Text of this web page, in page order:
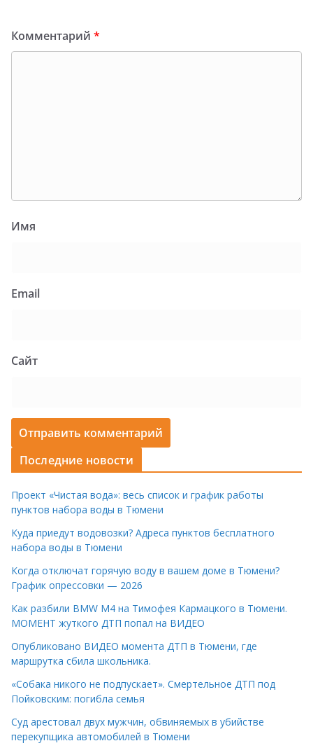
Комментарий *
Имя
Email
Сайт
Последние новости
Проект «Чистая вода»: весь список и график работы
пунктов набора воды в Тюмени
Куда приедут водовозки? Адреса пунктов бесплатного
набора воды в Тюмени
Когда отключат горячую воду в вашем доме в Тюмени?
График опрессовки — 2026
Как разбили BMW M4 на Тимофея Кармацкого в Тюмени.
МОМЕНТ жуткого ДТП попал на ВИДЕО
Опубликовано ВИДЕО момента ДТП в Тюмени, где
маршрутка сбила школьника.
«Собака никого не подпускает». Смертельное ДТП под
Пойковским: погибла семья
Суд арестовал двух мужчин, обвиняемых в убийстве
перекупщика автомобилей в Тюмени